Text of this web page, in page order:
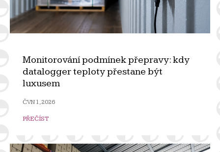
Monitorování podmínek přepravy: kdy
datalogger teploty přestane být
luxusem
ČVN 1, 2026
PŘEČÍST